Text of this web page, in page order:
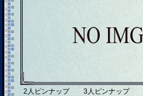
2人ピンナップ
3人ピンナップ